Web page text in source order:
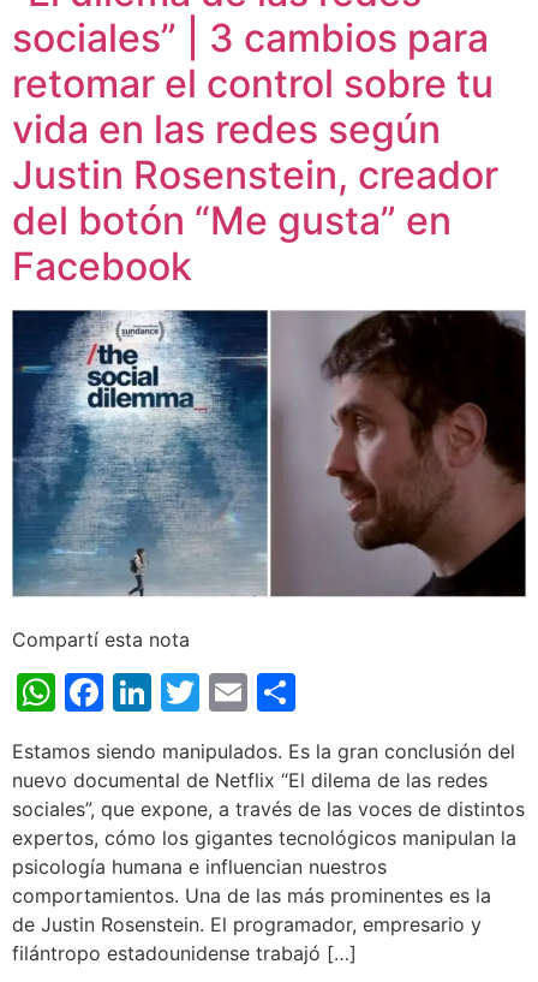
sociales” | 3 cambios para
retomar el control sobre tu
vida en las redes según
Justin Rosenstein, creador
del botón “Me gusta” en
Facebook
Compartí esta nota
WhatsApp
Facebook
LinkedIn
Twitter
Email
Estamos siendo manipulados. Es la gran conclusión del
nuevo documental de Netflix “El dilema de las redes
sociales”, que expone, a través de las voces de distintos
expertos, cómo los gigantes tecnológicos manipulan la
psicología humana e influencian nuestros
comportamientos. Una de las más prominentes es la
de Justin Rosenstein. El programador, empresario y
filántropo estadounidense trabajó […]